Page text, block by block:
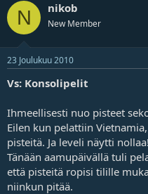
N nikob
New Member
23 Joulukuu 2010
Vs: Konsolipelit
Ihmeellisesti nuo pisteet
Eilen kun pelattiin
pisteitä. Ja leveli näytti nollaa!
Tänään aamupäivällä tuli
että pisteitä ropisi tilille
niinkun pitää.